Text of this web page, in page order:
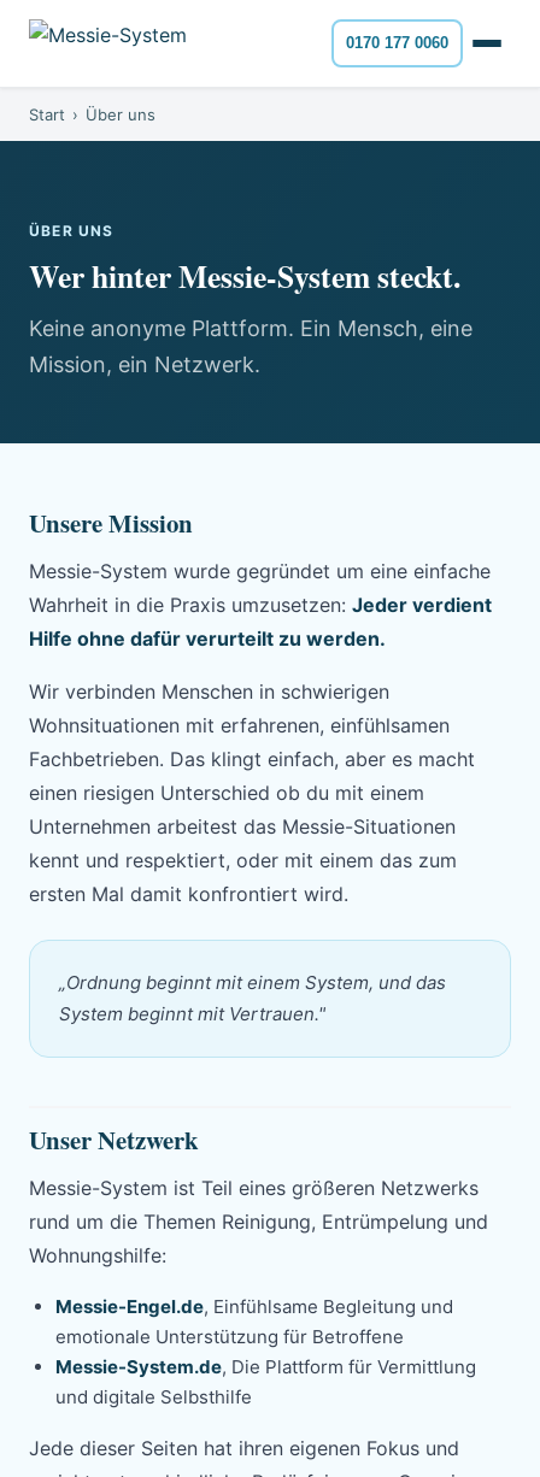
0170 177 0060
Start › Über uns
ÜBER UNS
Wer hinter Messie-System steckt.
Keine anonyme Plattform. Ein Mensch, eine
Mission, ein Netzwerk.
Unsere Mission
Messie-System wurde gegründet um eine einfache
Wahrheit in die Praxis umzusetzen: Jeder verdient
Hilfe ohne dafür verurteilt zu werden.
Wir verbinden Menschen in schwierigen
Wohnsituationen mit erfahrenen, einfühlsamen
Fachbetrieben. Das klingt einfach, aber es macht
einen riesigen Unterschied ob du mit einem
Unternehmen arbeitest das Messie-Situationen
kennt und respektiert, oder mit einem das zum
ersten Mal damit konfrontiert wird.
„Ordnung beginnt mit einem System, und das
System beginnt mit Vertrauen."
Unser Netzwerk
Messie-System ist Teil eines größeren Netzwerks
rund um die Themen Reinigung, Entrümpelung und
Wohnungshilfe:
Messie-Engel.de, Einfühlsame Begleitung und
emotionale Unterstützung für Betroffene
Messie-System.de, Die Plattform für Vermittlung
und digitale Selbsthilfe
Jede dieser Seiten hat ihren eigenen Fokus und